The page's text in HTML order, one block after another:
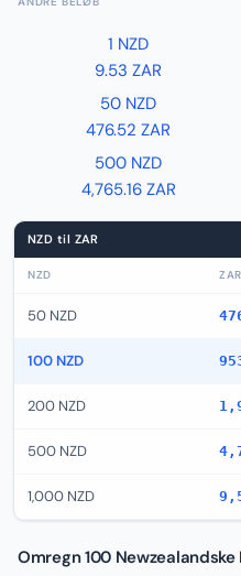
1 NZD
9.53 ZAR
50 NZD
476.52 ZAR
500 NZD
4,765.16 ZAR
NZD til ZAR
NZD ZAR
50 NZD
100 NZD
200 NZD
500 NZD
1,000 NZD
Omregn 100